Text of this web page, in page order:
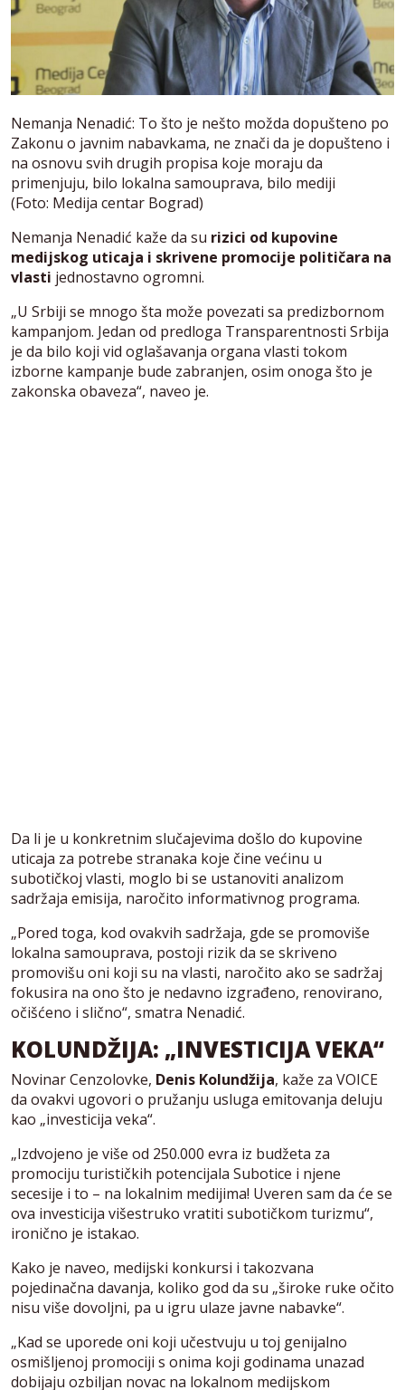
Nemanja Nenadić: To što je nešto možda dopušteno po
Zakonu o javnim nabavkama, ne znači da je dopušteno i
na osnovu svih drugih propisa koje moraju da
primenjuju, bilo lokalna samouprava, bilo mediji
(Foto: Medija centar Bograd)
Nemanja Nenadić kaže da su rizici od kupovine
medijskog uticaja i skrivene promocije političara na
vlasti jednostavno ogromni.
„U Srbiji se mnogo šta može povezati sa predizbornom
kampanjom. Jedan od predloga Transparentnosti Srbija
je da bilo koji vid oglašavanja organa vlasti tokom
izborne kampanje bude zabranjen, osim onoga što je
zakonska obaveza“, naveo je.
Da li je u konkretnim slučajevima došlo do kupovine
uticaja za potrebe stranaka koje čine većinu u
subotičkoj vlasti, moglo bi se ustanoviti analizom
sadržaja emisija, naročito informativnog programa.
„Pored toga, kod ovakvih sadržaja, gde se promoviše
lokalna samouprava, postoji rizik da se skriveno
promovišu oni koji su na vlasti, naročito ako se sadržaj
fokusira na ono što je nedavno izgrađeno, renovirano,
očišćeno i slično“, smatra Nenadić.
KOLUNDŽIJA: „INVESTICIJA VEKA“
Novinar Cenzolovke, Denis Kolundžija, kaže za VOICE
da ovakvi ugovori o pružanju usluga emitovanja deluju
kao „investicija veka“.
„Izdvojeno je više od 250.000 evra iz budžeta za
promociju turističkih potencijala Subotice i njene
secesije i to – na lokalnim medijima! Uveren sam da će se
ova investicija višestruko vratiti subotičkom turizmu“,
ironično je istakao.
Kako je naveo, medijski konkursi i takozvana
pojedinačna davanja, koliko god da su „široke ruke očito
nisu više dovoljni, pa u igru ulaze javne nabavke“.
„Kad se uporede oni koji učestvuju u toj genijalno
osmišljenoj promociji s onima koji godinama unazad
dobijaju ozbiljan novac na lokalnom medijskom